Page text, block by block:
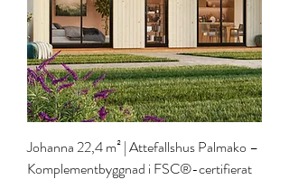
Johanna 22,4 m² | Attefallshus Palmako –
Komplementbyggnad i FSC®-certifierat